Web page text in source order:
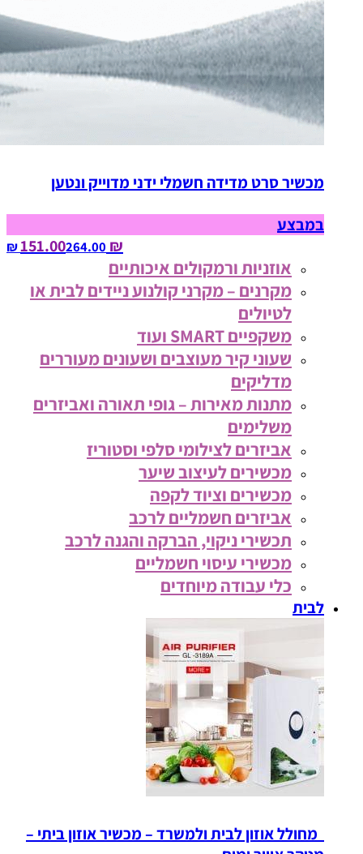
מכשיר סרט מדידה חשמלי ידני מדוייק ונטען
במבצע
₪ 151.00
264.00‏ ₪
אוזניות ורמקולים איכותיים
מקרנים – מקרני קולנוע ניידים לבית או
לטיולים
משקפיים SMART ועוד
שעוני קיר מעוצבים ושעונים מעוררים
מדליקים
מתנות מאירות – גופי תאורה ואביזרים
משלימים
אביזרים לצילומי סלפי וסטוריז
מכשירים לעיצוב שיער
מכשירים וציוד לקפה
אביזרים חשמליים לרכב
תכשירי ניקוי, הברקה והגנה לרכב
מכשירי עיסוי חשמליים
כלי עבודה מיוחדים
לבית
מחולל אוזון לבית ולמשרד – מכשיר אוזון ביתי –